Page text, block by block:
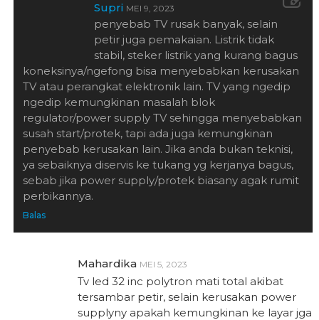
Supri MEI 9, 2023
penyebab TV rusak banyak, selain
petir juga pemakaian. Listrik tidak
stabil, steker listrik yang kurang bagus
koneksinya/ngefong bisa menyebabkan kerusakan
TV atau perangkat elektronik lain. TV yang ngedip
ngedip kemungkinan masalah blok
regulator/power supply TV sehingga menyebabkan
susah start/protek, tapi ada juga kemungkinan
penyebab kerusakan lain. Jika anda bukan teknisi,
ya sebaiknya diservis ke tukang yg kerjanya bagus,
sebab jika power supply/protek biasany agak rumit
perbikannya.
Balas
Mahardika MEI 5, 2023
Tv led 32 inc polytron mati total akibat
tersambar petir, selain kerusakan power
supplyny apakah kemungkinan ke layar jga